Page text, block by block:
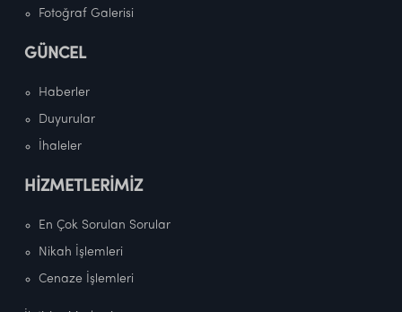
Fotoğraf Galerisi
GÜNCEL
Haberler
Duyurular
İhaleler
HİZMETLERİMİZ
En Çok Sorulan Sorular
Nikah İşlemleri
Cenaze İşlemleri